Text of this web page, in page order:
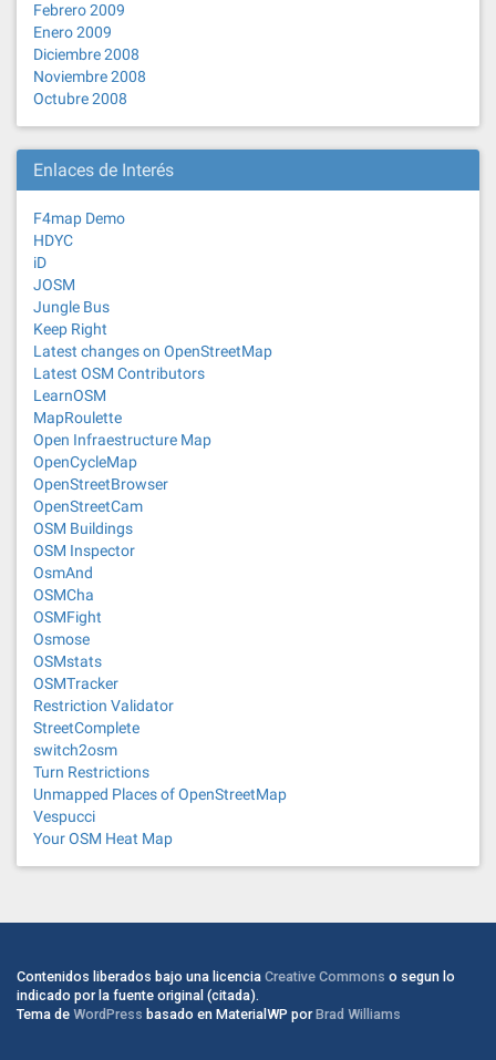
Febrero 2009
Enero 2009
Diciembre 2008
Noviembre 2008
Octubre 2008
Enlaces de Interés
F4map Demo
HDYC
iD
JOSM
Jungle Bus
Keep Right
Latest changes on OpenStreetMap
Latest OSM Contributors
LearnOSM
MapRoulette
Open Infraestructure Map
OpenCycleMap
OpenStreetBrowser
OpenStreetCam
OSM Buildings
OSM Inspector
OsmAnd
OSMCha
OSMFight
Osmose
OSMstats
OSMTracker
Restriction Validator
StreetComplete
switch2osm
Turn Restrictions
Unmapped Places of OpenStreetMap
Vespucci
Your OSM Heat Map
Contenidos liberados bajo una licencia Creative Commons o segun lo
indicado por la fuente original (citada).
Tema de WordPress basado en MaterialWP porBrad Williams